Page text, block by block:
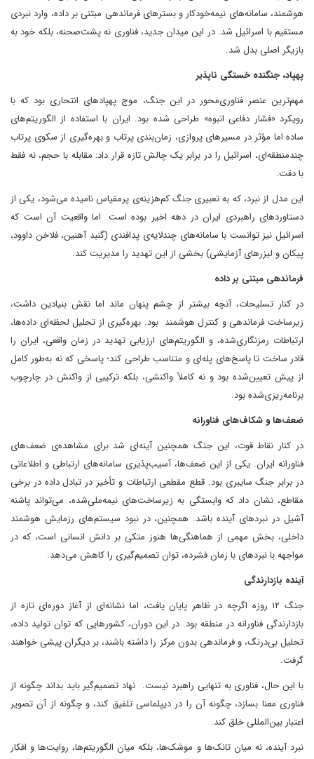
هوشمند، سامانه‌های نیمه‌خودکار و بسترهای فرماندهی مبتنی بر داده، وارد نبردی
مستقیم با اسرائیل شد. در این میدان جدید، فناوری نه پشت‌صحنه، بلکه خود به
بازیگر اصلی بدل شد.
پهپاد، جنگنده خستگی ناپذیر
مهم‌ترین عنصر فناوری‌محور در این جنگ، موج پهپادهای انتحاری بود که با
رویکرد «فشار دفاعی انبوه» طراحی شده بود. ایران با استفاده از الگوریتم‌های
ساده اما مؤثر در مسیرهای پروازی، زمان‌بندی پرتاب و بهره‌گیری از سکوی پرتاب
چندمنطقه‌ای، اسرائیل را در برابر یک چالش تازه قرار داد: مقابله با حجم، نه فقط
با دقت.
این مدل از نبرد، که به تعبیری جنگ کم‌هزینه‌ی پرمقیاس نامیده می‌شود، یکی از
دستاوردهای راهبردی ایران در دهه اخیر بوده است. اما واقعیت آن است که
اسرائیل نیز توانست با سامانه‌های چندلایه‌ی پدافندی (گنبد آهنین، فلاخن داوود،
پیکان و لیزرهای آزمایشی) بخشی از این تهدید را مدیریت کند.
فرماندهی مبتنی بر داده
در کنار تسلیحات، آنچه بیشتر از چشم پنهان ماند اما نقش بنیادین داشت،
زیرساخت فرماندهی و کنترل هوشمند بود. بهره‌گیری از تحلیل لحظه‌ای داده‌ها،
ارتباطات رمزنگاری‌شده، و الگوریتم‌های ارزیابی تهدید در زمان واقعی، ایران را
قادر ساخت تا پاسخ‌های پله‌ای و متناسب طراحی کند؛ پاسخی که نه به‌طور کامل
از پیش تعیین‌شده بود و نه کاملاً واکنشی، بلکه ترکیبی از واکنش در چارچوب
برنامه‌ریزی‌شده بود.
ضعف‌ها و شکاف‌های فناورانه
در کنار نقاط قوت، این جنگ همچنین آینه‌ای شد برای مشاهده‌ی ضعف‌های
فناورانه ایران. یکی از این ضعف‌ها، آسیب‌پذیری سامانه‌های ارتباطی و اطلاعاتی
در برابر جنگ سایبری بود. قطع مقطعی ارتباطات و تأخیر در تبادل داده در برخی
مقاطع، نشان داد که وابستگی به زیرساخت‌های نیمه‌ملی‌شده، می‌تواند پاشنه
آشیل در نبردهای آینده باشد. همچنین، در نبود سیستم‌های رزمایش هوشمند
داخلی، بخش مهمی از هماهنگی‌ها هنوز متکی بر دانش انسانی است، که در
مواجهه با نبردهای با زمان فشرده، توان تصمیم‌گیری را کاهش می‌دهد.
آینده بازدارندگی
جنگ ۱۲ روزه اگرچه در ظاهر پایان یافت، اما نشانه‌ای از آغاز دوره‌ای تازه از
بازدارندگی فناورانه در منطقه بود. در این دوران، کشورهایی که توان تولید داده،
تحلیل بی‌درنگ، و فرماندهی بدون مرکز را داشته باشند، بر دیگران پیشی خواهند
گرفت.
با این حال، فناوری به تنهایی راهبرد نیست. نهاد تصمیم‌گیر باید بداند چگونه از
فناوری معنا بسازد، چگونه آن را در دیپلماسی تلفیق کند، و چگونه از آن تصویر
اعتبار بین‌المللی خلق کند.
نبرد آینده، نه میان تانک‌ها و موشک‌ها، بلکه میان الگوریتم‌ها، روایت‌ها و افکار